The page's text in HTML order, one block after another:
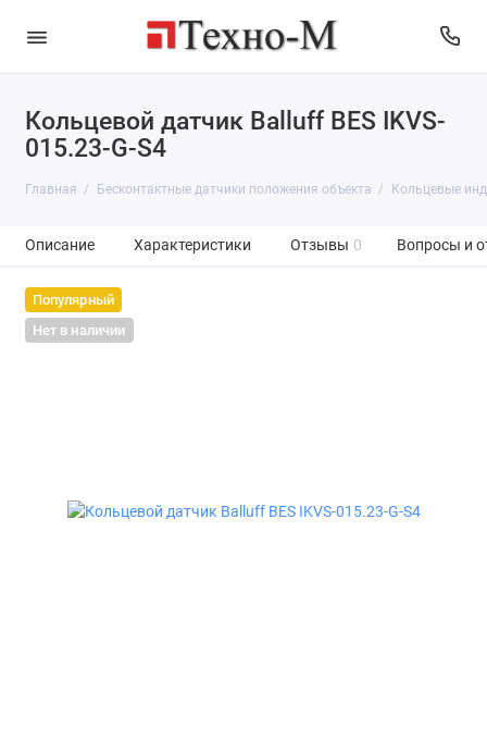
Кольцевой датчик Balluff BES IKVS-
015.23-G-S4
Главная Бесконтактные датчики положения объекта Кольцевые
Описание Характеристики Отзывы 0 Вопросы и
Популярный
Нет в наличии